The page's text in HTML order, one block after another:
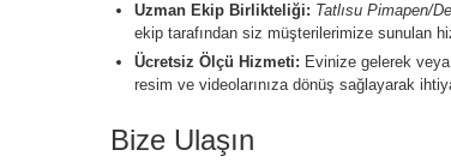
Uzman Ekip Birlikteliği: Tatlısu Pimapen/
ekip tarafından siz müşterilerimize sunulan
Ücretsiz Ölçü Hizmeti: Evinize gelerek
resim ve videolarınıza dönüş sağlayarak
Bize Ulaşın